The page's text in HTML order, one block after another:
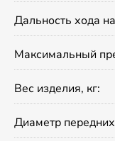
Дальность хода
Максимальный
Вес изделия, кг:
Диаметр